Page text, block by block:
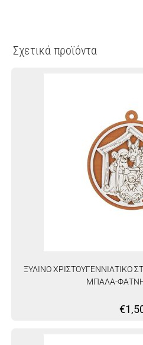
Σχετικά προϊόντα
ΞΥΛΙΝΟ ΧΡΙΣΤΟΥΓΕΝΝΙΑΤΙΚΟ
ΜΠΑΛΑ-ΦΑΤΝΗ
€